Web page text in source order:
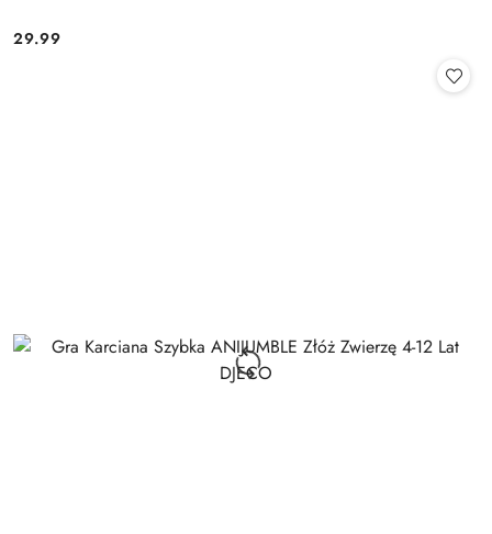
Cena:
29.99